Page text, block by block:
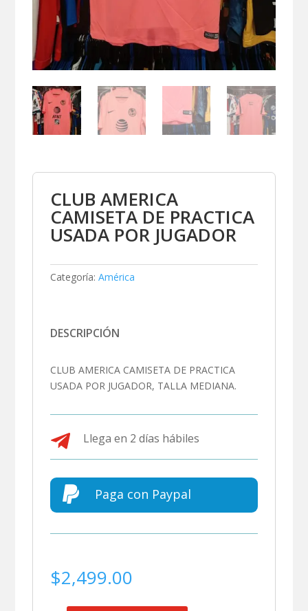
CLUB AMERICA
CAMISETA DE PRACTICA
USADA POR JUGADOR
Categoría: América
DESCRIPCIÓN
CLUB AMERICA CAMISETA DE PRACTICA
USADA POR JUGADOR, TALLA MEDIANA.
 Llega en 2 días hábiles
 Paga con Paypal
$2,499.00